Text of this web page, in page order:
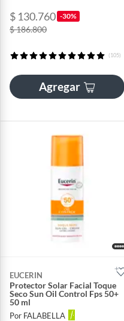
$ 130.760 -30%
$ 186.800
(105)
Agregar
EUCERIN
Protector Solar Facial Toque
Seco Sun Oil Control Fps 50+
50 ml
Por FALABELLA